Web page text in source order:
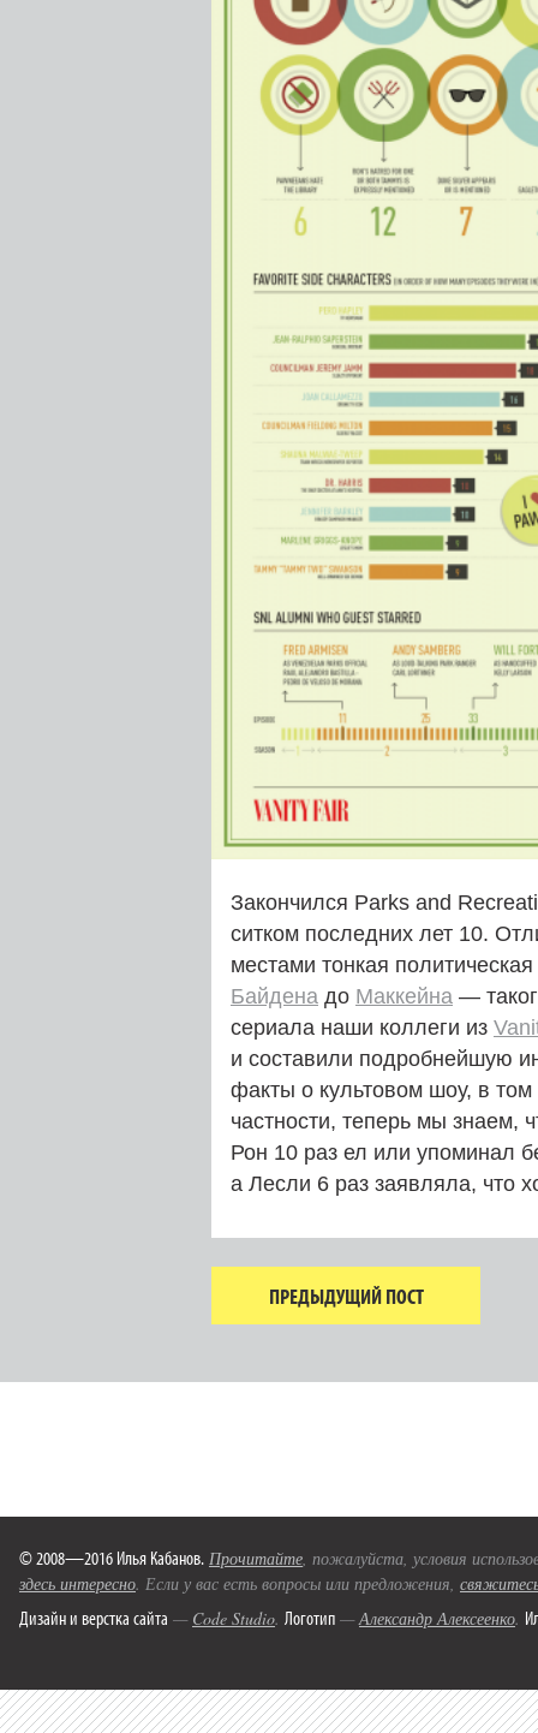
Закончился Parks and
ситком последних лет 10.
местами тонкая
Байдена до Маккейна —
сериала наши коллеги из
и составили подробнейшую
факты о культовом шоу, в
частности, теперь мы знаем,
Рон 10 раз ел или упоминал
а Лесли 6 раз заявляла, что
ПРЕДЫДУЩИЙ ПОСТ
© 2008—2016 Илья Кабанов. Прочитайте , пожалуйста, условия
здесь интересно. Если у вас есть вопросы или предложения,
Дизайн и верстка сайта — Code Studio. Логотип —Александр Алексеенко.